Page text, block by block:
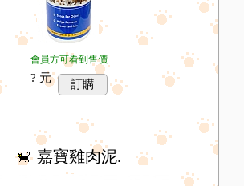
會員方可看到售價
? 元 訂購
嘉寶雞肉泥.